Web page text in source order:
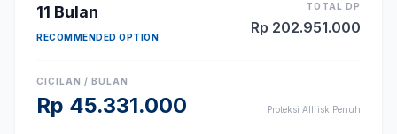
11 Bulan
RECOMMENDED OPTION
TOTAL DP
Rp 202.951.000
CICILAN / BULAN
Rp 45.331.000 Proteksi Allrisk Penuh